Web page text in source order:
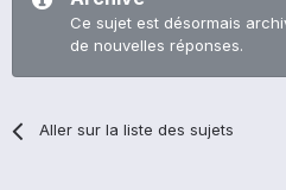
Ce sujet est désormais
de nouvelles réponses.
Aller sur la liste des sujets